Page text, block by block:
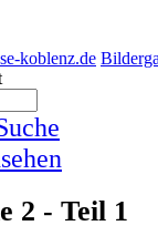
koblenz.de
2 - Teil 1